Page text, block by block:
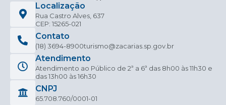
Localização
Rua Castro Alves, 637
CEP: 15265-021
Contato
(18) 3694-8900turismo@zacarias.sp.gov.br
Atendimento
Atendimento ao Público de 2ª a 6ª das 8h00 às 11h30 e
das 13h00 às 16h30
CNPJ
65.708.760/0001-01